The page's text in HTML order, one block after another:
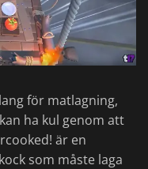
för matlagning,
ha kul genom att
är en
som måste laga